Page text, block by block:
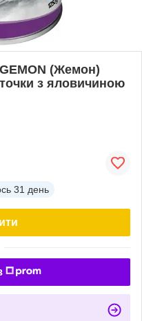
(Жемон)
з яловичиною
31 день